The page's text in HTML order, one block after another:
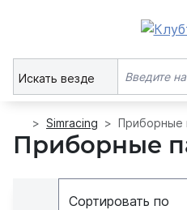
Искать везде
Simracing Приборные
Приборные